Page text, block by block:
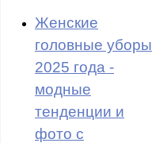
Женские
головные уборы
2025 года -
модные
тенденции и
фото с